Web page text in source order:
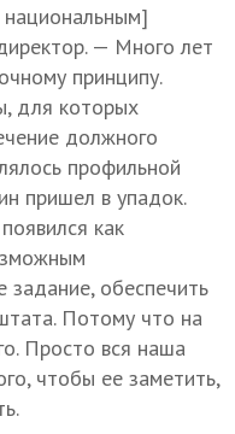
— Много лет
принципу.
для которых
должного
профильной
пришел в упадок.
как
задание, обеспечить
Потому что на
Просто вся наша
чтобы ее заметить,